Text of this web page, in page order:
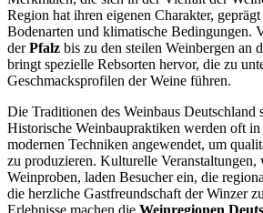
Region hat ihren eigenen Charakter,
Bodenarten und klimatische Bedingungen.
derPfalz bis zu den steilen Weinbergen an
bringt spezielle Rebsorten hervor, die zu
Geschmacksprofilen der Weine führen.
Die Traditionen des Weinbaus Deutschland
Historische Weinbaupraktiken werden oft
modernen Techniken angewendet, um
zu produzieren. Kulturelle Veranstaltungen,
Weinproben, laden Besucher ein, die
die herzliche Gastfreundschaft der Winzer
Erlebnisse machen die Weinregionen